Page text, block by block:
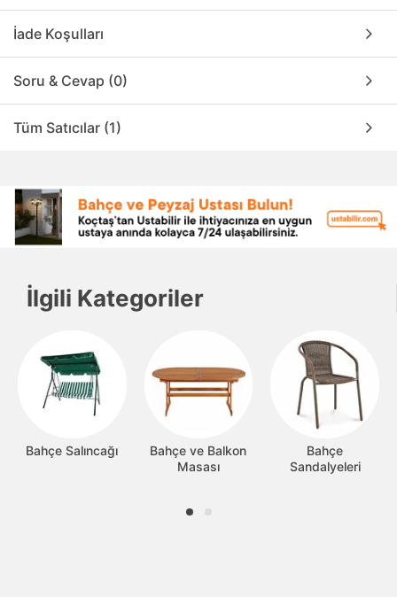
İade Koşulları
Soru & Cevap (0)
Tüm Satıcılar (1)
İlgili Kategoriler
Bahçe Salıncağı
Bahçe ve Balkon
Masası
Bahçe
Sandalyeleri